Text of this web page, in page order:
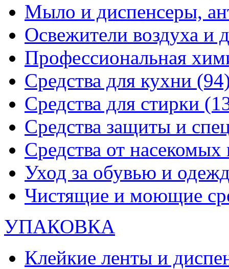
Мыло и диспенсеры,
Освежители воздуха и
Профессиональная
Средства для кухни
Средства для стирки
Средства защиты и
Средства от
Уход за обувью и
Чистящие и моющие
УПАКОВКА
Клейкие ленты и